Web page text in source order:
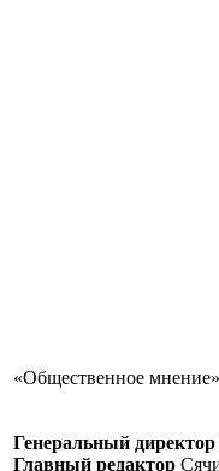
«Общественное
Генеральный директор
Главный редактор